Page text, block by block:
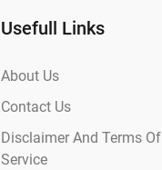
Usefull Links
About Us
Contact Us
Disclaimer And Terms Of
Service